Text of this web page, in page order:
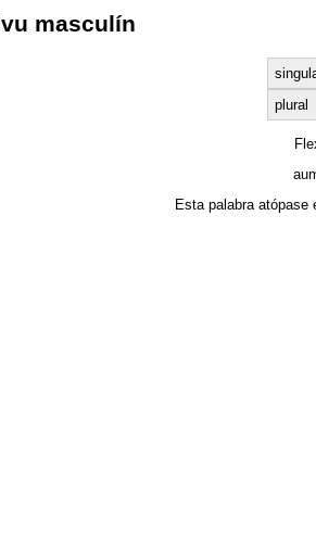
masculín
plural
Esta palabra atópase